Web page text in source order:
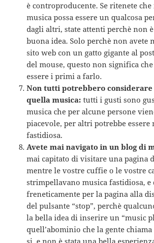
è controproducente. Se ritenete
musica possa essere un qualcosa
dagli altri, state attenti perchè non
buona idea. Solo perchè non avete
sito web con un gatto gigante al
del mouse, questo non significa
essere i primi a farlo.
Non tutti potrebbero considerare
quella musica: tutti i gusti sono
musica che per alcune persone
piacevole, per altri potrebbe essere
fastidiosa.
Avete mai navigato in un blog di
mai capitato di visitare una pagina
mentre le vostre cuffie o le vostre
strimpellavano musica fastidiosa, e
freneticamente per la pagina alla
del pulsante “stop”, perchè
la bella idea di inserire un “music
quell’abominio che la gente